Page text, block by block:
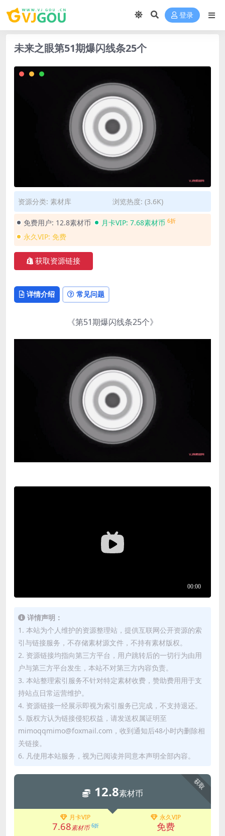
登录
未来之眼第51期爆闪线条25个
资源分类: 素材库 浏览热度: (3.6K)
免费用户: 12.8素材币 月卡VIP: 7.68素材币 6折
永久VIP: 免费
获取资源链接
详情介绍 常见问题
《第51期爆闪线条25个》
详情声明：
1. 本站为个人维护的资源整理站，提供互联网公开资源的索
引与链接服务，不存储素材源文件，不持有素材版权。
2. 资源链接均指向第三方平台，用户跳转后的一切行为由用
户与第三方平台发生，本站不对第三方内容负责。
3. 本站整理索引服务不针对特定素材收费，赞助费用用于支
持站点日常运营维护。
4. 资源链接一经展示即视为索引服务已完成，不支持退还。
5. 版权方认为链接侵犯权益，请发送权属证明至
mimoqqmimo@foxmail.com，收到通知后48小时内删除相
关链接。
6. 凡使用本站服务，视为已阅读并同意本声明全部内容。
获取
12.8素材币
月卡VIP
7.68素材币 6折
永久VIP
免费